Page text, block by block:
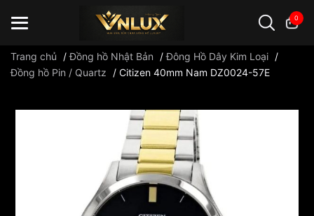
0
Trang chủ /Đồng hồ Nhật Bản /Đông Hồ Dây Kim Loại /
Đồng hồ Pin / Quartz
/ Citizen 40mm Nam DZ0024-57E